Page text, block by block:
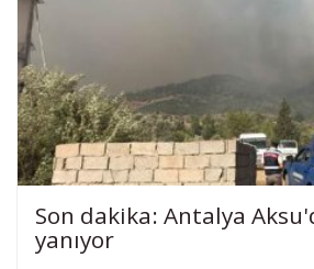
Son dakika: Antalya
yanıyor